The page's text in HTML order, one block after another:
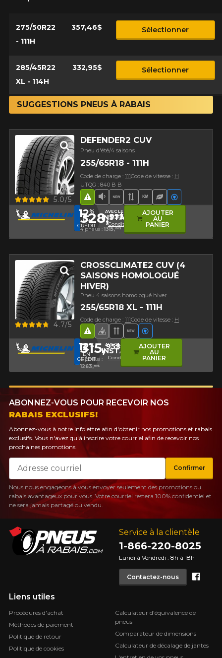
275/50R22
- 111H
357,46$ Sélectionner
285/45R22
XL - 114H
332,95$ Sélectionner
SUGGESTIONS PNEUS À RABAIS
DEFENDER2 CUV
Pneu d'été/4 saisons
255/65R18 - 111H
Code de charge : 111Code de vitesse : H
UTQG : 840 B B
Faible niveau sonore
Nouveau produit
Bande de roulement
Haut kilométrage
Pneu
Hasard routier Véhicules
Aperçu 5.0/5
12%
EN
CRÉDIT
AVEC LE CODE
INSTALL12
Conditions
328,95$
4 pneus : 1315,80$
AJOUTER
AU
PANIER
CROSSCLIMATE2 CUV (4
SAISONS HOMOLOGUÉ
HIVER)
Pneu 4 saisons homologué hiver
255/65R18 XL - 111H
Code de charge : 111Code de vitesse : H
Bande de roulement
Pneu 4 saisons homologué
Nouveau produit
Hasard routierVéhicules
Aperçu 4.7/5
12%
EN
CRÉDIT
AVEC LE CODE
INSTALL12
Conditions
315,95$
4 pneus :
1263,80$
AJOUTER
AU
PANIER
Service à la clientèle
1-866-220-8025
Lundi à Vendredi : 8h à 18h
Contactez-nous
Liens utiles
Procédures d'achat
Méthodes de paiement
Politique de retour
Politique de cookies
Calculateur d'équivalence de
pneus
Comparateur de dimensions
Calculateur de décalage de jantes
ABONNEZ-VOUS POUR RECEVOIR NOS
RABAIS EXCLUSIFS!
Abonnez-vous à notre infolettre afin d'obtenir nos promotions et rabais
exclusifs. Vous n'avez qu'à inscrire votre courriel afin de recevoir nos
prochaines promotions.
Courriel
Confirmer
Nous nous engageons à vous envoyer seulement des promotions ou
rabais avantageux pour vous. Votre courriel restera 100% confidentiel et
ne sera jamais partagé ou vendu.